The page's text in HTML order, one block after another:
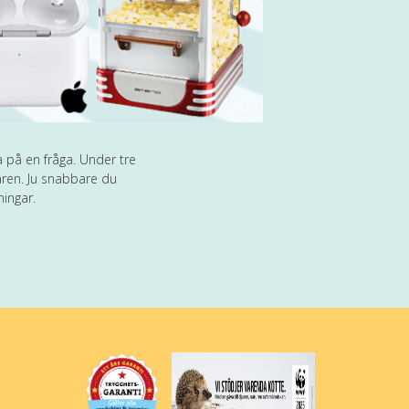
en fråga. Under tre
Ju snabbare du